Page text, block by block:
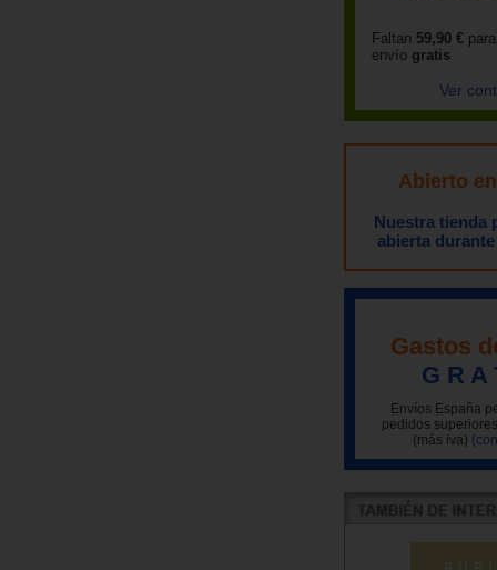
Faltan 59,90 €
envío gratis
Ver
Abierto
Nuestra tienda
abierta
Gastos
G R A
Envíos España
pedidos
(más iva)